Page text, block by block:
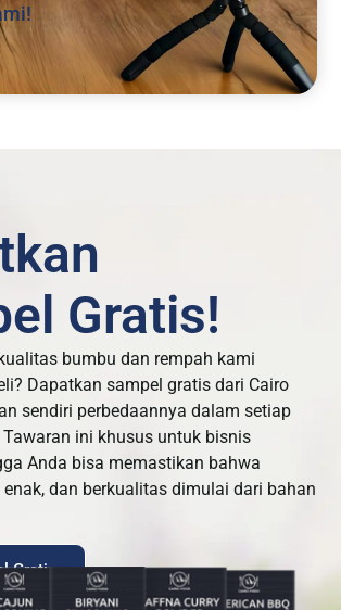
Gratis!
bumbu dan rempah kami
Dapatkan sampel gratis dari Cairo
sendiri perbedaannya dalam setiap
ini khusus untuk bisnis
Anda bisa memastikan bahwa
dan berkualitas dimulai dari bahan
Gratis